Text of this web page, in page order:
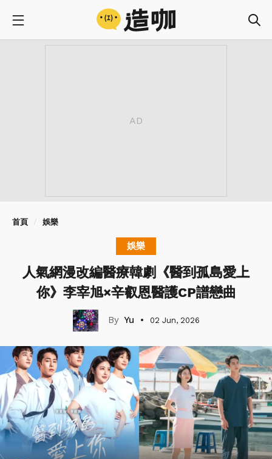
首頁 娛樂
娛樂
人氣網漫改編醫療韓劇《醫到孤島愛上
你》李宰旭×辛叡恩醫護CP譜戀曲
Yu 02 Jun, 2026